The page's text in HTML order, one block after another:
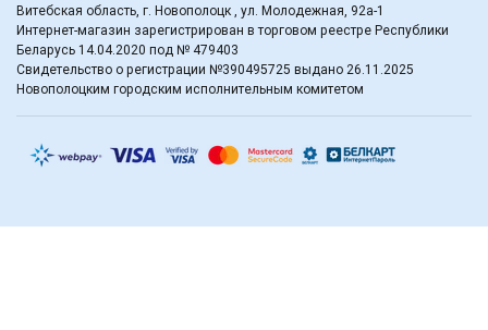
Витебская область, г. Новополоцк , ул. Молодежная, 92а-1
Интернет-магазин зарегистрирован в торговом реестре Республики
Беларусь 14.04.2020 под № 479403
Свидетельство о регистрации №390495725 выдано 26.11.2025
Новополоцким городским исполнительным комитетом